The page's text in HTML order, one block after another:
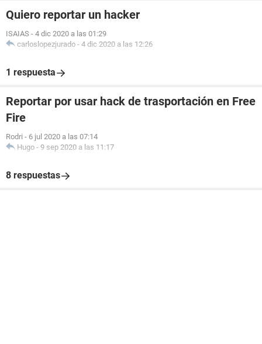
Quiero reportar un hacker
ISAIAS - 4 dic 2020 a las 01:29
carloslopezjurado - 4 dic 2020 a las 12:26
1 respuesta
Reportar por usar hack de trasportación en Free
Fire
Rodri - 6 jul 2020 a las 07:14
Hugo - 9 sep 2020 a las 11:17
8 respuestas